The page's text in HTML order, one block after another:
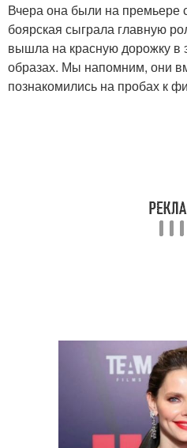
Вчера она были на премьере
боярская сыграла главную
вышла на красную дорожку в
образах. Мы напомним, они
познакомились на пробах к